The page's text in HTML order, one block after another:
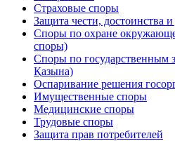
Страховые споры
Защита чести, достоинства
Споры по охране
споры)
Споры по государственным
Қазына)
Оспаривание решения
Имущественные споры
Медицинские споры
Трудовые споры
Защита прав потребителей